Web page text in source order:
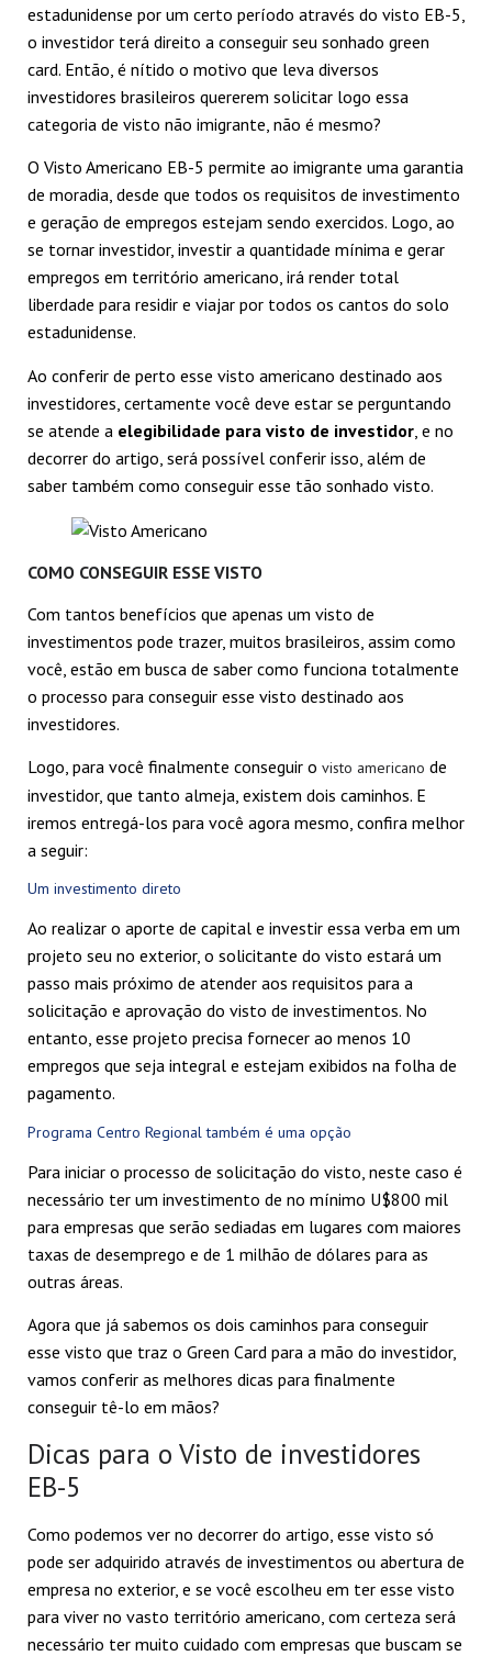
estadunidense por um certo período através do visto EB-5,
o investidor terá direito a conseguir seu sonhado green
card. Então, é nítido o motivo que leva diversos
investidores brasileiros quererem solicitar logo essa
categoria de visto não imigrante, não é mesmo?
O Visto Americano EB-5 permite ao imigrante uma garantia
de moradia, desde que todos os requisitos de investimento
e geração de empregos estejam sendo exercidos. Logo, ao
se tornar investidor, investir a quantidade mínima e gerar
empregos em território americano, irá render total
liberdade para residir e viajar por todos os cantos do solo
estadunidense.
Ao conferir de perto esse visto americano destinado aos
investidores, certamente você deve estar se perguntando
se atende a elegibilidade para visto de investidor , e no
decorrer do artigo, será possível conferir isso, além de
saber também como conseguir esse tão sonhado visto.
COMO CONSEGUIR ESSE VISTO
Com tantos benefícios que apenas um visto de
investimentos pode trazer, muitos brasileiros, assim como
você, estão em busca de saber como funciona totalmente
o processo para conseguir esse visto destinado aos
investidores.
Logo, para você finalmente conseguir o visto americano de
investidor, que tanto almeja, existem dois caminhos. E
iremos entregá-los para você agora mesmo, confira melhor
a seguir:
Um investimento direto
Ao realizar o aporte de capital e investir essa verba em um
projeto seu no exterior, o solicitante do visto estará um
passo mais próximo de atender aos requisitos para a
solicitação e aprovação do visto de investimentos. No
entanto, esse projeto precisa fornecer ao menos 10
empregos que seja integral e estejam exibidos na folha de
pagamento.
Programa Centro Regional também é uma opção
Para iniciar o processo de solicitação do visto, neste caso é
necessário ter um investimento de no mínimo U$800 mil
para empresas que serão sediadas em lugares com maiores
taxas de desemprego e de 1 milhão de dólares para as
outras áreas.
Agora que já sabemos os dois caminhos para conseguir
esse visto que traz o Green Card para a mão do investidor,
vamos conferir as melhores dicas para finalmente
conseguir tê-lo em mãos?
Dicas para o Visto de investidores
EB-5
Como podemos ver no decorrer do artigo, esse visto só
pode ser adquirido através de investimentos ou abertura de
empresa no exterior, e se você escolheu em ter esse visto
para viver no vasto território americano, com certeza será
necessário ter muito cuidado com empresas que buscam se